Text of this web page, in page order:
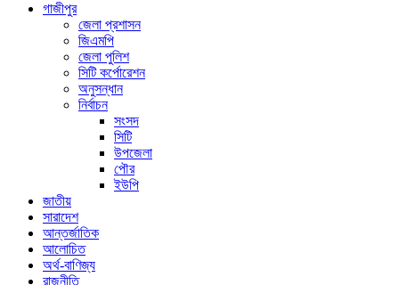
গাজীপুর
জেলা প্রশাসন
জিএমপি
জেলা পুলিশ
সিটি কর্পোরেশন
অনুসন্ধান
নির্বাচন
সংসদ
সিটি
উপজেলা
পৌর
ইউপি
জাতীয়
সারাদেশ
আন্তর্জাতিক
আলোচিত
অর্থ-বাণিজ্য
রাজনীতি